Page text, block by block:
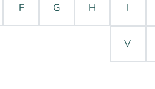
F G H I
V